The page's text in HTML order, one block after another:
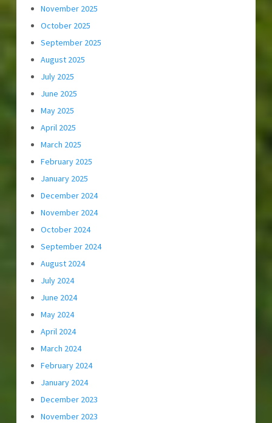
November 2025
October 2025
September 2025
August 2025
July 2025
June 2025
May 2025
April 2025
March 2025
February 2025
January 2025
December 2024
November 2024
October 2024
September 2024
August 2024
July 2024
June 2024
May 2024
April 2024
March 2024
February 2024
January 2024
December 2023
November 2023